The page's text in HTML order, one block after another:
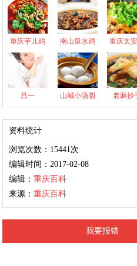
重庆芋儿鸡 南山泉水鸡 重庆太
吕一 山城小汤圆 老麻抄
资料统计
浏览次数：15441次
编辑时间：2017-02-08
编辑： 重庆百科
来源： 重庆百科
我要报错